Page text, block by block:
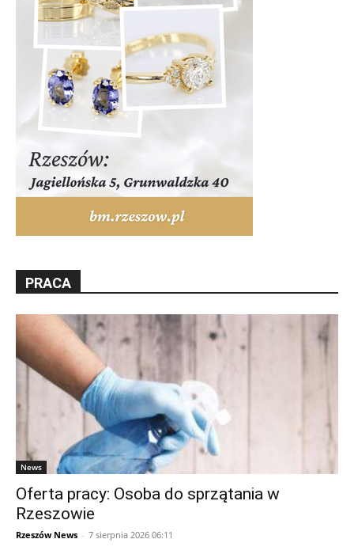
PRACA
News
Oferta pracy: Osoba do sprzątania w
Rzeszowie
Rzeszów News - 7 sierpnia 2026 06:11